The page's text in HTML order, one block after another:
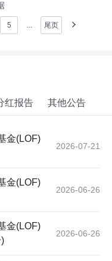
5 ... 尾页
红报告 其他公告
金(LOF)
2026-07-21
金(LOF)
2026-06-26
金(LOF)
2026-06-26